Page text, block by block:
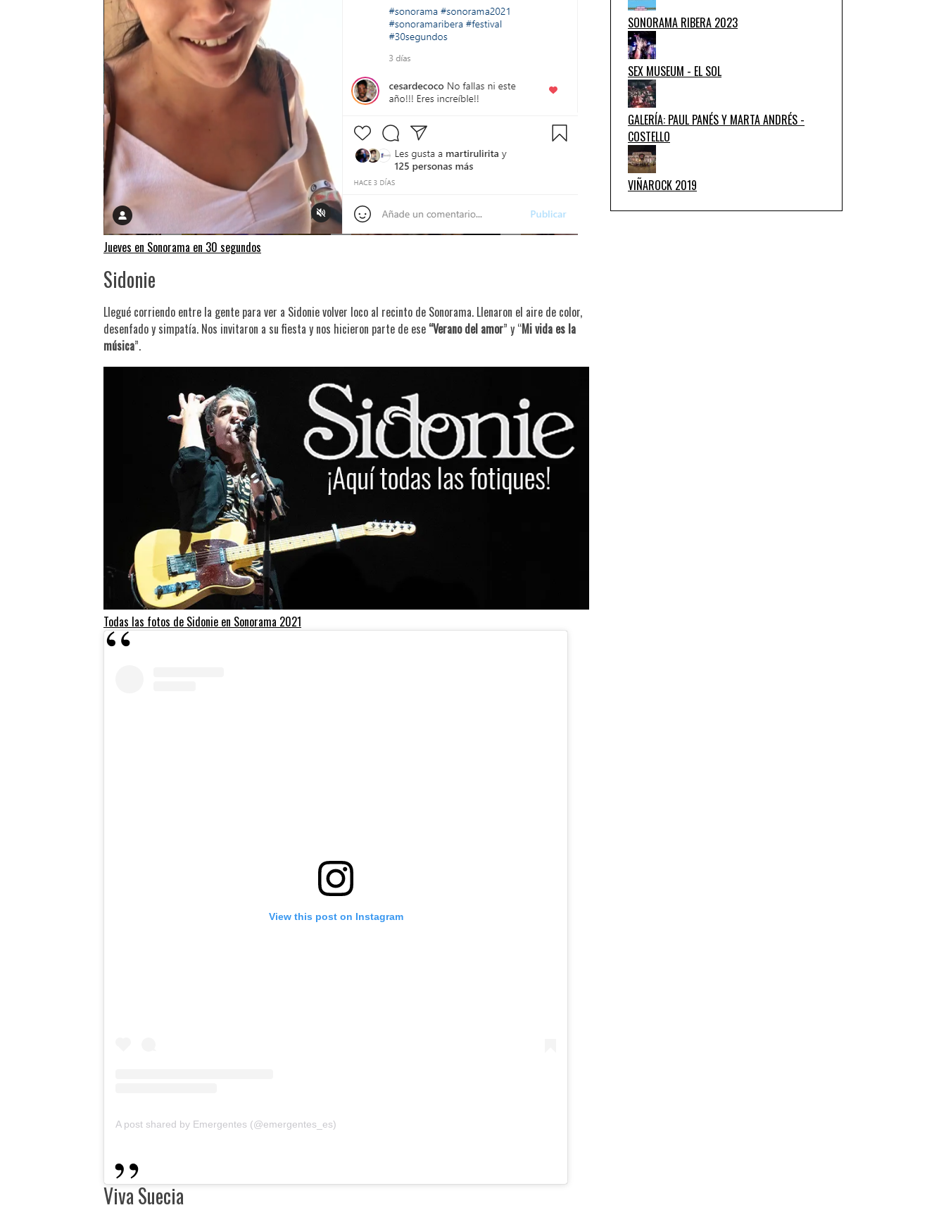
Jueves en Sonorama en 30 segundos
Sidonie
Llegué corriendo entre la gente para ver a Sidonie volver loco al recinto de Sonorama. Llenaron el aire de color,
desenfado y simpatía. Nos invitaron a su fiesta y nos hicieron parte de ese “Verano del amor” y “Mi vida es la
música”.
Todas las fotos de Sidonie en Sonorama 2021
View this post on Instagram
A post shared by Emergentes (@emergentes_es)
Viva Suecia
SONORAMA RIBERA 2023
SEX MUSEUM - EL SOL
GALERÍA: PAUL PANÉS Y MARTA ANDRÉS -
COSTELLO
VIÑAROCK 2019